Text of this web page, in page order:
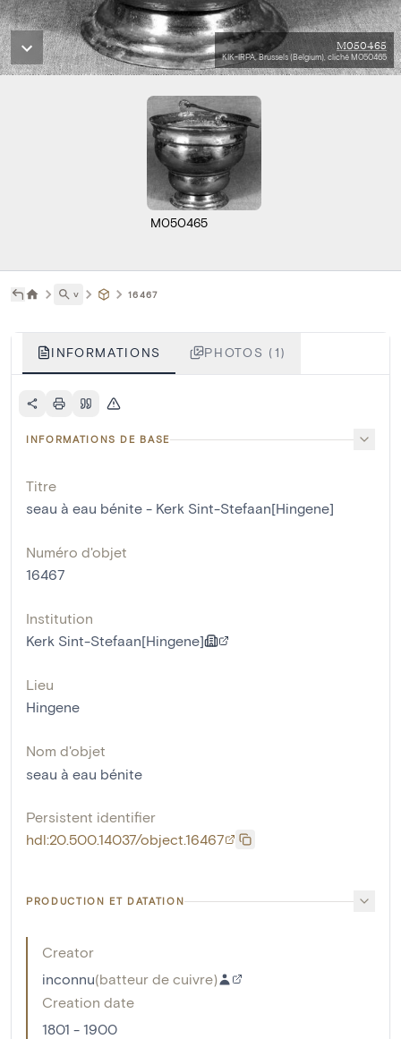
M050465
KIK-IRPA, Brussels (Belgium), cliché M050465
M050465
˅ 16467
INFORMATIONS PHOTOS (1)
INFORMATIONS DE BASE
Titre
seau à eau bénite - Kerk Sint-Stefaan[Hingene]
Numéro d'objet
16467
Institution
Kerk Sint-Stefaan[Hingene]
Lieu
Hingene
Nom d'objet
seau à eau bénite
Persistent identifier
hdl:20.500.14037/object.16467
PRODUCTION ET DATATION
Creator
inconnu(batteur de cuivre)
Creation date
1801 - 1900